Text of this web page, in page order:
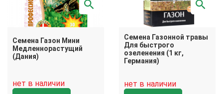
Семена Газон Мини
Медленнорастущий
(Дания)
нет в наличии
Семена Газонной травы
Для быстрого
озеленения (1 кг,
Германия)
нет в наличии